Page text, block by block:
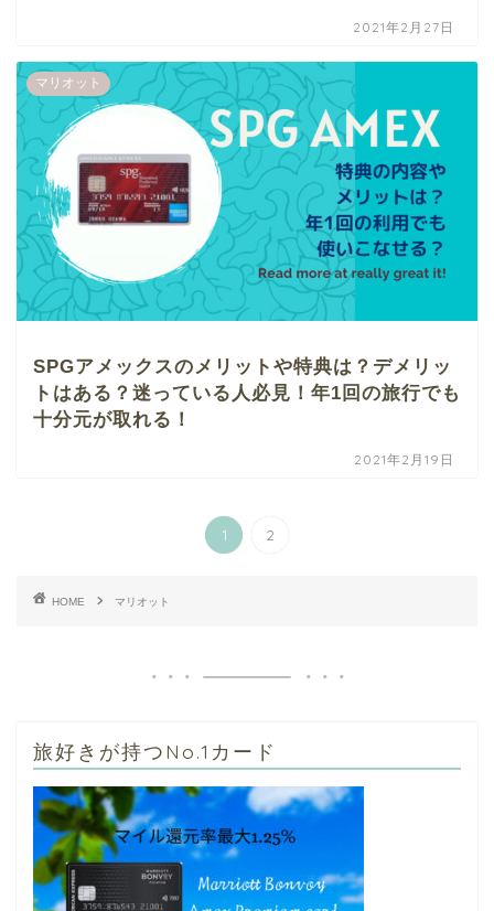
2021年2月27日
マリオット
SPGアメックスのメリットや特典は？デメリッ
トはある？迷っている人必見！年1回の旅行でも
十分元が取れる！
2021年2月19日
1 2
HOME マリオット
旅好きが持つNo.1カード